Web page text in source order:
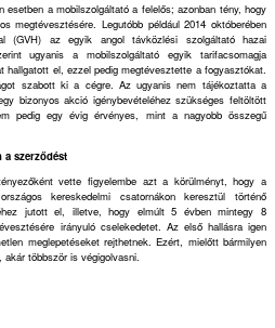
esetben a mobilszolgáltató a felelős; azonban tény, hogy
megtévesztésére. Legutóbb például 2014 októberében
(GVH) az egyik angol távközlési szolgáltató hazai
ugyanis a mobilszolgáltató egyik tarifacsomagja
hallgatott el, ezzel pedig megtévesztette a fogyasztókat.
szabott ki a cégre. Az ugyanis nem tájékoztatta a
bizonyos akció igénybevételéhez szükséges feltöltött
pedig egy évig érvényes, mint a nagyobb összegű
a szerződést
vette figyelembe azt a körülményt, hogy a
kereskedelmi csatornákon keresztül történő
jutott el, illetve, hogy elmúlt 5 évben mintegy 8
irányuló cselekedetet. Az első hallásra igen
meglepetéseket rejthetnek. Ezért, mielőtt bármilyen
többször is végigolvasni.